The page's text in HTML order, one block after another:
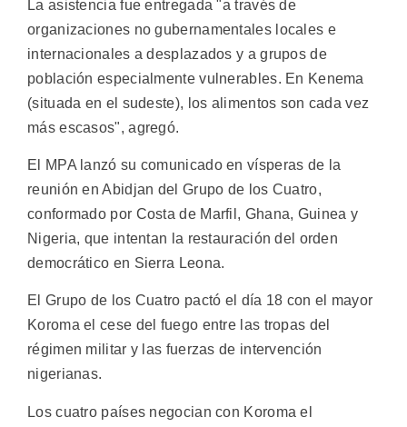
La asistencia fue entregada "a través de
organizaciones no gubernamentales locales e
internacionales a desplazados y a grupos de
población especialmente vulnerables. En Kenema
(situada en el sudeste), los alimentos son cada vez
más escasos", agregó.
El MPA lanzó su comunicado en vísperas de la
reunión en Abidjan del Grupo de los Cuatro,
conformado por Costa de Marfil, Ghana, Guinea y
Nigeria, que intentan la restauración del orden
democrático en Sierra Leona.
El Grupo de los Cuatro pactó el día 18 con el mayor
Koroma el cese del fuego entre las tropas del
régimen militar y las fuerzas de intervención
nigerianas.
Los cuatro países negocian con Koroma el